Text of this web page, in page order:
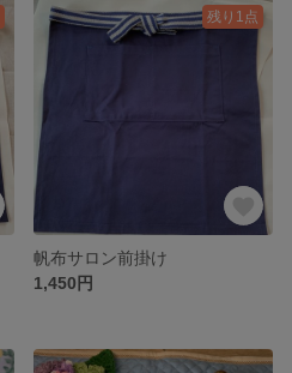
残り1点
帆布サロン前掛け
1,450円